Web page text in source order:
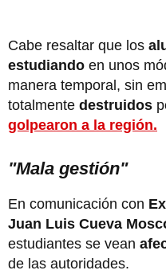
Cabe resaltar que los
estudiando en unos
manera temporal, sin
totalmente destruidos
golpearon a la región.
"Mala gestión"
En comunicación con
Juan Luis Cueva
estudiantes se vean
de las autoridades.